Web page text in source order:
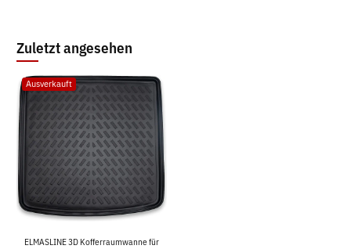
Zuletzt angesehen
Ausverkauft
ELMASLINE 3D Kofferraumwanne für